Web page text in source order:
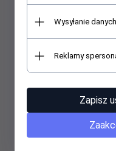
Wysyłanie
Reklamy
Zapisz